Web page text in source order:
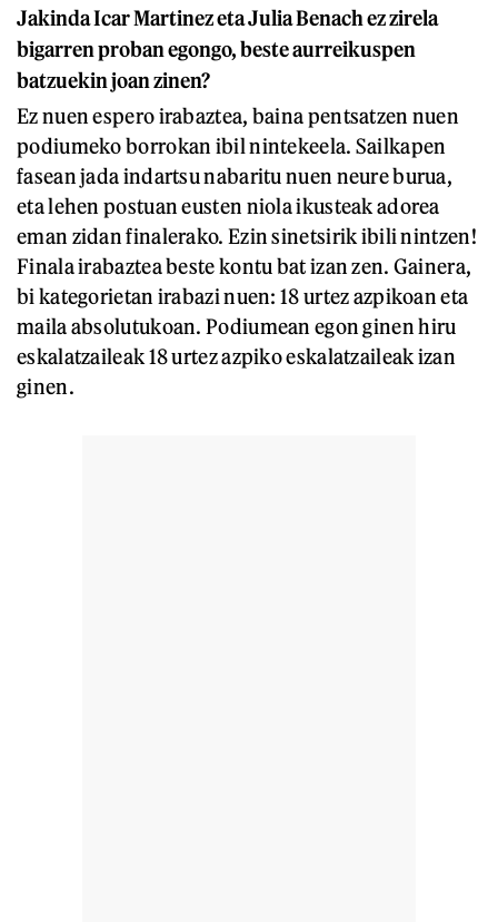
Jakinda Icar Martinez eta Julia Benach ez zirela
bigarren proban egongo, beste aurreikuspen
batzuekin joan zinen?
Ez nuen espero irabaztea, baina pentsatzen nuen
podiumeko borrokan ibil nintekeela. Sailkapen
fasean jada indartsu nabaritu nuen neure burua,
eta lehen postuan eusten niola ikusteak adorea
eman zidan finalerako. Ezin sinetsirik ibili nintzen!
Finala irabaztea beste kontu bat izan zen. Gainera,
bi kategorietan irabazi nuen: 18 urtez azpikoan eta
maila absolutukoan. Podiumean egon ginen hiru
eskalatzaileak 18 urtez azpiko eskalatzaileak izan
ginen.